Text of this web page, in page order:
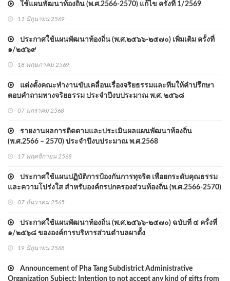
ใช้แผนพัฒนาท้องถิ่น (พ.ศ.2566-2570) แก้ไข ครั้งที่ 1/2569
11 มิถุนายน 2569
ประกาศใช้แผนพัฒนาท้องถิ่น (พ.ศ.๒๕๖๖-๒๕๗๐) เพิ่มเติม ครั้งที่
๑/๒๕๖๙
18 พฤษภาคม 2569
แต่งตั้งคณะทำงานขับเคลื่อนเรื่องจริยธรรมและทีมให้คำปรึกษา
ตอบคำถามทางจริยธรรม ประจำปีงบประมาณ พ.ศ. ๒๕๖๘
07 มกราคม 2568
รายงานผลการติดตามและประเมินผลแผนพัฒนาท้องถิ่น
(พ.ศ.2566 – 2570) ประจำปีงบประมาณ พ.ศ.2568
17 พฤศจิกายน 2568
ประกาศใช้แผนปฏิบัติการป้องกันการทุจริต เพื่อยกระดับคุณธรรม
และความโปร่งใส สำหรับองค์กรปกครองส่วนท้องถิ่น (พ.ศ.2566-2570)
07 ธันวาคม 2565
ประกาศใช้แผนพัฒนาท้องถิ่น (พ.ศ.๒๕๖๖-๒๕๗๐) ฉบับที่ ๔ ครั้งที่
๑/๒๕๖๘ ขององค์การบริหารส่วนตำบลผาตั้ง
19 มิถุนายน 2568
Announcement of Pha Tang Subdistrict Administrative
Organization Subject: Intention to not accept any kind of gifts from